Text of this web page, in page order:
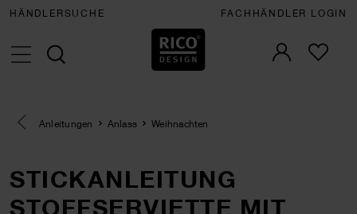
HÄNDLERSUCHE FACHHÄNDLER LOGIN
Eine Kategorie zurück navigieren
Anleitungen Anlass Weihnachten
STICKANLEITUNG
STOFFSERVIETTE MIT